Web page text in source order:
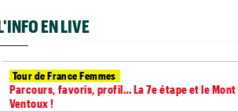
EN LIVE
Tour de France Femmes
Parcours, favoris, profil… La 7e étape et le Mont
Ventoux !